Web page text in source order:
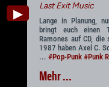
▶
Last Exit Music
Lange in Planung,
bringt euch einen
Ramones auf CD,
1987 haben Axel C.
... #Pop-Punk #Punk
Mehr ...